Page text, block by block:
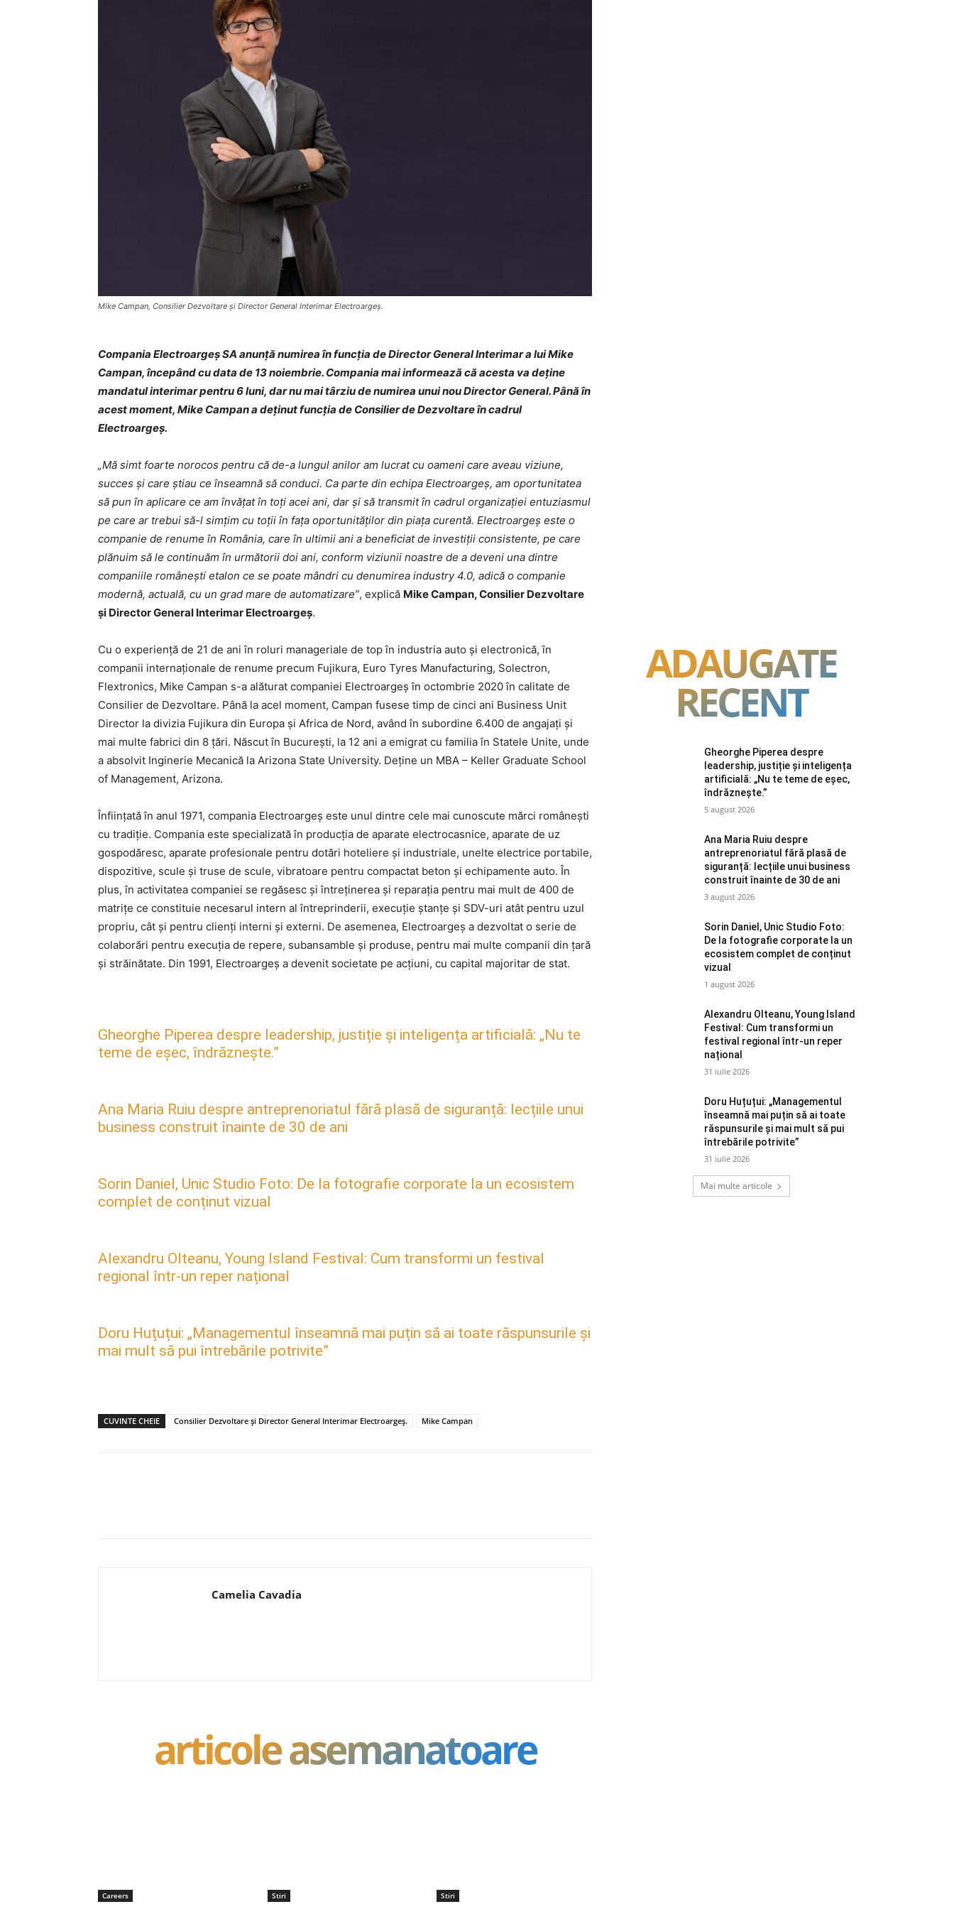
Mike Campan, Consilier Dezvoltare și Director General Interimar Electroargeș.
Compania Electroargeș SA anunță numirea în funcția de Director General Interimar a lui Mike
Campan, începând cu data de 13 noiembrie. Compania mai informează că acesta va deține
mandatul interimar pentru 6 luni, dar nu mai târziu de numirea unui nou Director General. Până în
acest moment, Mike Campan a deținut funcția de Consilier de Dezvoltare în cadrul
Electroargeș.
„Mă simt foarte norocos pentru că de-a lungul anilor am lucrat cu oameni care aveau viziune,
succes și care știau ce înseamnă să conduci. Ca parte din echipa Electroargeș, am oportunitatea
să pun în aplicare ce am învățat în toți acei ani, dar și să transmit în cadrul organizației entuziasmul
pe care ar trebui să-l simțim cu toții în fața oportunităților din piața curentă. Electroargeș este o
companie de renume în România, care în ultimii ani a beneficiat de investiții consistente, pe care
plănuim să le continuăm în următorii doi ani, conform viziunii noastre de a deveni una dintre
companiile românești etalon ce se poate mândri cu denumirea industry 4.0, adică o companie
modernă, actuală, cu un grad mare de automatizare”, explică Mike Campan, Consilier Dezvoltare
și Director General Interimar Electroargeș.
Cu o experiență de 21 de ani în roluri manageriale de top în industria auto și electronică, în
companii internaționale de renume precum Fujikura, Euro Tyres Manufacturing, Solectron,
Flextronics, Mike Campan s-a alăturat companiei Electroargeș în octombrie 2020 în calitate de
Consilier de Dezvoltare. Până la acel moment, Campan fusese timp de cinci ani Business Unit
Director la divizia Fujikura din Europa și Africa de Nord, având în subordine 6.400 de angajați și
mai multe fabrici din 8 țări. Născut în București, la 12 ani a emigrat cu familia în Statele Unite, unde
a absolvit Inginerie Mecanică la Arizona State University. Deține un MBA – Keller Graduate School
of Management, Arizona.
Înființată în anul 1971, compania Electroargeș este unul dintre cele mai cunoscute mărci românești
cu tradiție. Compania este specializată în producția de aparate electrocasnice, aparate de uz
gospodăresc, aparate profesionale pentru dotări hoteliere și industriale, unelte electrice portabile,
dispozitive, scule și truse de scule, vibratoare pentru compactat beton și echipamente auto. În
plus, în activitatea companiei se regăsesc și întreținerea și reparația pentru mai mult de 400 de
matrițe ce constituie necesarul intern al întreprinderii, execuție ștanțe și SDV-uri atât pentru uzul
propriu, cât și pentru clienți interni și externi. De asemenea, Electroargeș a dezvoltat o serie de
colaborări pentru execuția de repere, subansamble și produse, pentru mai multe companii din țară
și străinătate. Din 1991, Electroargeș a devenit societate pe acțiuni, cu capital majoritar de stat.
Gheorghe Piperea despre leadership, justiție și inteligența artificială: „Nu te
teme de eșec, îndrăznește.”
Ana Maria Ruiu despre antreprenoriatul fără plasă de siguranță: lecțiile unui
business construit înainte de 30 de ani
Sorin Daniel, Unic Studio Foto: De la fotografie corporate la un ecosistem
complet de conținut vizual
Alexandru Olteanu, Young Island Festival: Cum transformi un festival
regional într-un reper național
Doru Huțuțui: „Managementul înseamnă mai puțin să ai toate răspunsurile și
mai mult să pui întrebările potrivite”
CUVINTE CHEIE Consilier Dezvoltare și Director General Interimar Electroargeș. Mike Campan
Camelia Cavadia
articole asemanatoare
Careers Stiri Stiri
ADAUGATE
RECENT
Gheorghe Piperea despre
leadership, justiție și inteligența
artificială: „Nu te teme de eșec,
îndrăznește.”
5 august 2026
Ana Maria Ruiu despre
antreprenoriatul fără plasă de
siguranță: lecțiile unui business
construit înainte de 30 de ani
3 august 2026
Sorin Daniel, Unic Studio Foto:
De la fotografie corporate la un
ecosistem complet de conținut
vizual
1 august 2026
Alexandru Olteanu, Young Island
Festival: Cum transformi un
festival regional într-un reper
național
31 iulie 2026
Doru Huțuțui: „Managementul
înseamnă mai puțin să ai toate
răspunsurile și mai mult să pui
întrebările potrivite”
31 iulie 2026
Mai multe articole